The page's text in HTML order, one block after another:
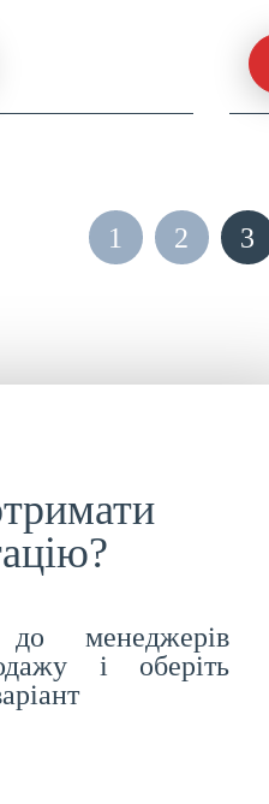
1 2 3
до менеджерів
і оберіть